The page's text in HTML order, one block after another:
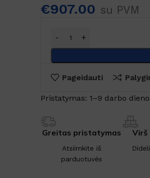
€907.00 su PVM
Pageidauti
Pristatymas: 1–9 darbo
Greitas pristatymas
Atsiimkite iš
parduotuvės
Virš